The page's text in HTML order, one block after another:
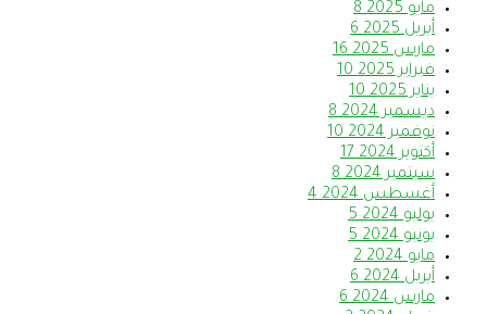
مايو 2025
8
أبريل 2025
6
مارس 2025
16
فبراير 2025
10
يناير 2025
10
ديسمبر 2024
8
نوفمبر 2024
10
أكتوبر 2024
17
سبتمبر 2024
8
أغسطس 2024
4
يوليو 2024
5
يونيو 2024
5
مايو 2024
2
أبريل 2024
6
مارس 2024
6